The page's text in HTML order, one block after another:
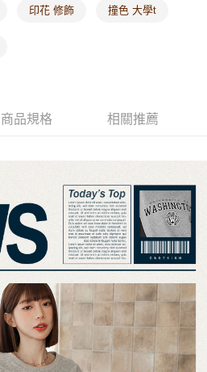
查看運費
印花 修飾 撞色 大學t
商品規格 相關推薦